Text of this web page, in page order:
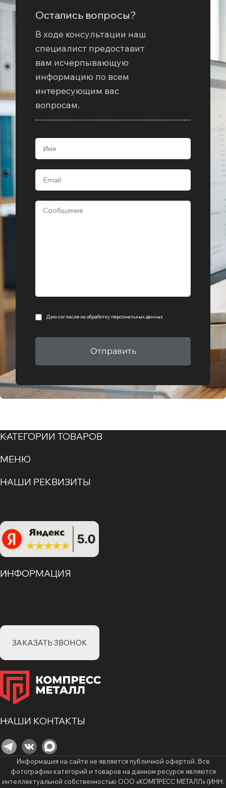
Остались вопросы?
В ходе консультации наш
специалист предоставит
вам исчерпывающую
информацию по всем
интересующим вас
вопросам.
Даю согласие на обработку персональных данных
Отправить
КАТЕГОРИИ ТОВАРОВ
МЕНЮ
НАШИ РЕКВИЗИТЫ
ИНФОРМАЦИЯ
ЗАКАЗАТЬ ЗВОНОК
НАШИ КОНТАКТЫ
Информация на сайте не является публичной офертой. Все
фотографии категорий и товаров на данном ресурсе являются
интеллектуальной собственностью ООО «КОМПРЕСС МЕТАЛЛ» (ИНН: